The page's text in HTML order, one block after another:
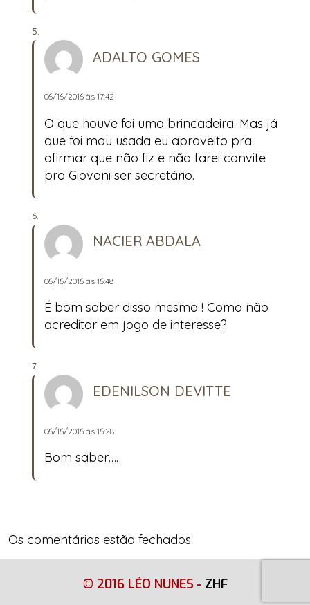
ADALTO GOMES
06/16/2016 às 17:42
O que houve foi uma brincadeira. Mas já
que foi mau usada eu aproveito pra
afirmar que não fiz e não farei convite
pro Giovani ser secretário.
NACIER ABDALA
06/16/2016 às 16:48
É bom saber disso mesmo ! Como não
acreditar em jogo de interesse?
EDENILSON DEVITTE
06/16/2016 às 16:28
Bom saber….
Os comentários estão fechados.
© 2016 LÉO NUNES - ZHF